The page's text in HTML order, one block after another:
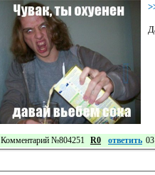
Комментарий №804251 R0 ответить